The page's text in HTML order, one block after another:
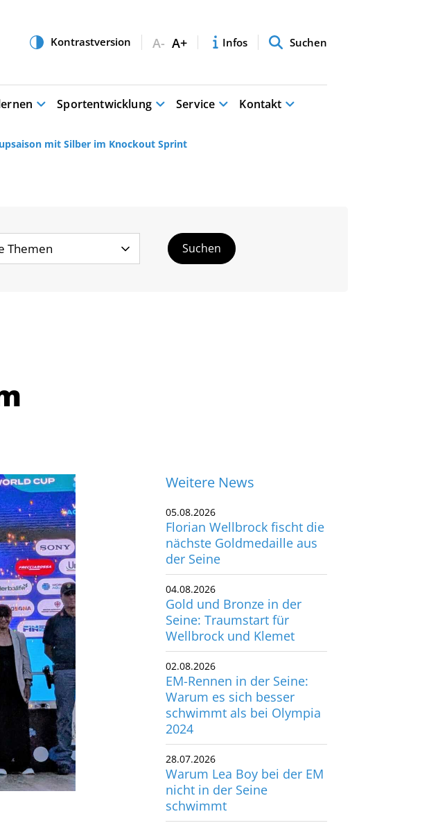
A- A+ Infos Suchen
Sportentwicklung Service Kontakt
mit Silber im Knockout Sprint
Weitere News
05.08.2026
Florian Wellbrock fischt die
nächste Goldmedaille aus
der Seine
04.08.2026
Gold und Bronze in der
Seine: Traumstart für
Wellbrock und Klemet
02.08.2026
EM-Rennen in der Seine:
Warum es sich besser
schwimmt als bei Olympia
2024
28.07.2026
Warum Lea Boy bei der EM
nicht in der Seine
schwimmt
Deutscher Schwimm-Verband e.V.
D-34132 Kassel
Fax: +49 561 94083-15
info@dsv.de